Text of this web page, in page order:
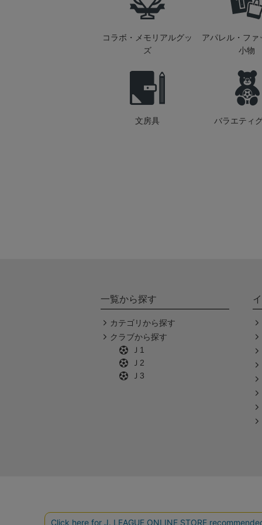
コラボ・メモリアルグッ
ズ
アパレル・ファ
小物
文房具 バラエティ
一覧から探す
カテゴリから探す
クラブから探す
Ｊ1
Ｊ2
Ｊ3